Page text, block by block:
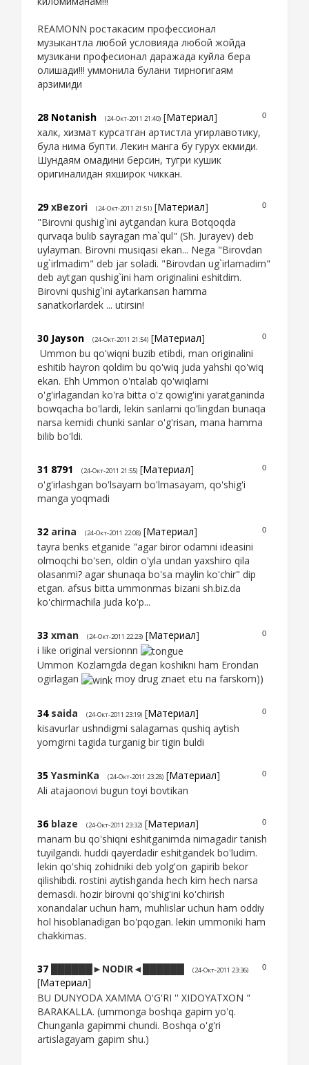
REAMONN ростакасим профессионал
музыкантла любой условияда любой жойда
музикани професионал даражада куйла бера
олишади!!! уммонила булани тирногигаям
арзимиди
0
28 Notanish (24-Окт-2011 21:40) [Материал]
халк, хизмат курсатган артистла угирлавотику,
була нима бупти. Лекин манга бу гурух екмиди.
Шундаям омадини берсин, тугри кушик
оригиналидан яхширок чиккан.
0
29 xBezori (24-Окт-2011 21:51) [Материал]
"Birovni qushig`ini aytgandan kura Botqoqda
qurvaqa bulib sayragan ma`qul" (Sh. Jurayev) deb
uylayman. Birovni musiqasi ekan... Nega "Birovdan
ug`irlmadim" deb jar soladi. "Birovdan ug`irlamadim"
deb aytgan qushig`ini ham originalini eshitdim.
Birovni qushig`ini aytarkansan hamma
sanatkorlardek ... utirsin!
0
30 Jayson (24-Окт-2011 21:54) [Материал]
Ummon bu qo'wiqni buzib etibdi, man originalini
eshitib hayron qoldim bu qo'wiq juda yahshi qo'wiq
ekan. Ehh Ummon o'ntalab qo'wiqlarni
o'g'irlagandan ko'ra bitta o'z qowig'ini yaratganinda
bowqacha bo'lardi, lekin sanlarni qo'lingdan bunaqa
narsa kemidi chunki sanlar o'g'risan, mana hamma
bilib bo'ldi.
0
31 8791 (24-Окт-2011 21:55) [Материал]
o'g'irlashgan bo'lsayam bo'lmasayam, qo'shig'i
manga yoqmadi
0
32 arina (24-Окт-2011 22:08) [Материал]
tayra benks etganide "agar biror odamni ideasini
olmoqchi bo'sen, oldin o'yla undan yaxshiro qila
olasanmi? agar shunaqa bo'sa maylin ko'chir" dip
etgan. afsus bitta ummonmas bizani sh.biz.da
ko'chirmachila juda ko'p...
0
33 xman (24-Окт-2011 22:23) [Материал]
i like original versionnn
Ummon Kozlarngda degan koshikni ham Erondan
ogirlagan
moy drug znaet etu na farskom))
0
34 saida (24-Окт-2011 23:19) [Материал]
kisavurlar ushndigmi salagamas qushiq aytish
yomgirni tagida turganig bir tigin buldi
0
35 YasminKa (24-Окт-2011 23:28) [Материал]
Ali atajaonovi bugun toyi bovtikan
0
36 blaze (24-Окт-2011 23:32) [Материал]
manam bu qo'shiqni eshitganimda nimagadir tanish
tuyilgandi. huddi qayerdadir eshitgandek bo'ludim.
lekin qo'shiq zohidniki deb yolg'on gapirib bekor
qilishibdi. rostini aytishganda hech kim hech narsa
demasdi. hozir birovni qo'shig'ini ko'chirish
xonandalar uchun ham, muhlislar uchun ham oddiy
hol hisoblanadigan bo'pqogan. lekin ummoniki ham
chakkimas.
0
37 ██████►NODIR◄██████ (24-Окт-2011 23:36)
[Материал]
BU DUNYODA XAMMA O'G'RI '' XIDOYATXON "
BARAKALLA. (ummonga boshqa gapim yo'q.
Chunganla gapimmi chundi. Boshqa o'g'ri
artislagayam gapim shu.)